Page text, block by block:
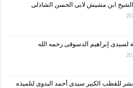
ابن مشيش لابى الحسن الشاذلى
لسيدى إبراهيم الدسوقى رحمه الله
للقطب الكبير سيدى أحمد البدوى لتلميذه